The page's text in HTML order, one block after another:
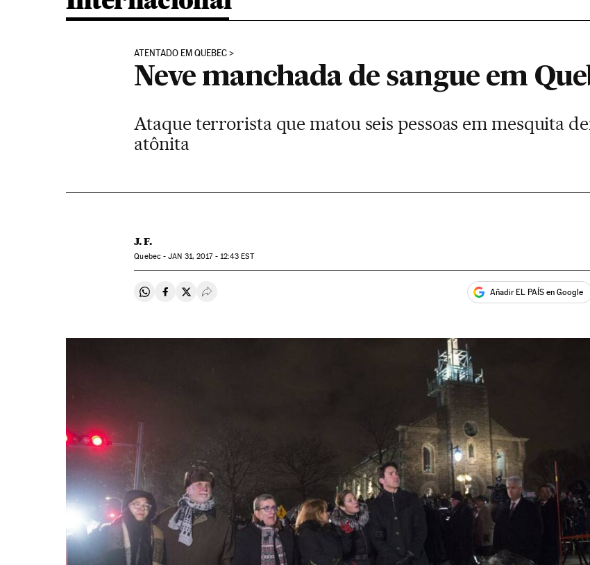
ATENTADO EM QUEBEC
Neve manchada de sangue em
Ataque terrorista que matou seis pessoas em mesquita
atônita
J. F.
Quebec -JAN 31, 2017 - 12:43 EST
Compartir en Whatsapp
Compartir en Facebook
Compartir en Twitter
Desplegar Redes Sociales Añadir EL PAÍS en Google